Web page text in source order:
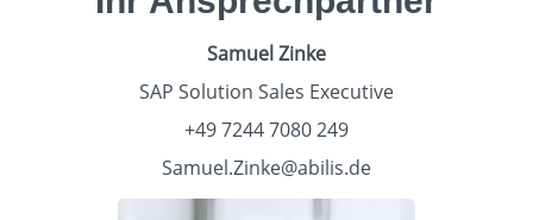
Samuel Zinke
SAP Solution Sales Executive
+49 7244 7080 249
Samuel.Zinke@abilis.de